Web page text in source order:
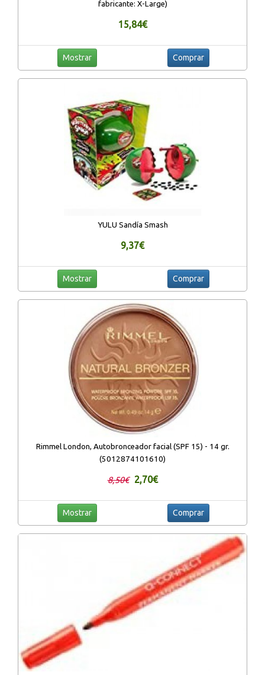
fabricante: X-Large)
15,84€
Mostrar Comprar
YULU Sandía Smash
9,37€
Mostrar Comprar
Rimmel London, Autobronceador facial (SPF 15) - 14 gr.
(5012874101610)
8,50€ 2,70€
Mostrar Comprar